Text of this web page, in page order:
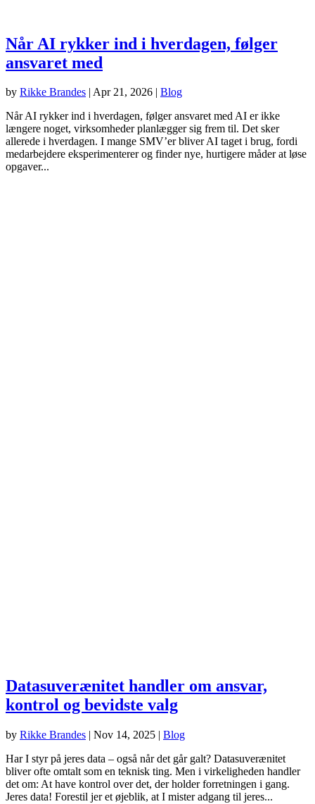
Når AI rykker ind i hverdagen, følger
ansvaret med
by Rikke Brandes Apr 21, 2026
Blog
Når AI rykker ind i hverdagen, følger ansvaret med AI er ikke
længere noget, virksomheder planlægger sig frem til. Det sker
allerede i hverdagen. I mange SMV’er bliver AI taget i brug, fordi
medarbejdere eksperimenterer og finder nye, hurtigere måder at løse
opgaver...
Datasuverænitet handler om ansvar,
kontrol og bevidste valg
by Rikke Brandes | Nov 14, 2025 | Blog
Har I styr på jeres data – også når det går galt? Datasuverænitet
bliver ofte omtalt som en teknisk ting. Men i virkeligheden handler
det om: At have kontrol over det, der holder forretningen i gang.
Jeres data! Forestil jer et øjeblik, at I mister adgang til jeres...